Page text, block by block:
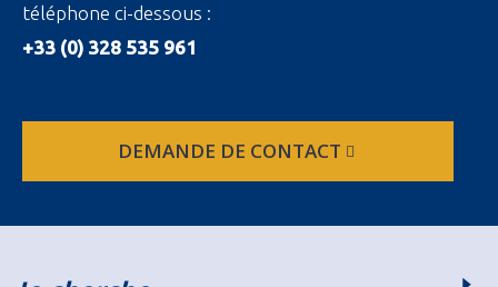
téléphone ci-dessous :
+33 (0) 328 535 961
DEMANDE DE CONTACT